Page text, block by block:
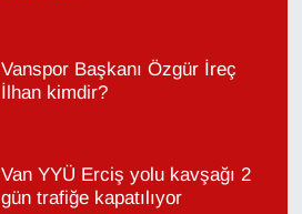
Vanspor Başkanı Özgür İreç
İlhan kimdir?
Van YYÜ Erciş yolu kavşağı 2
gün trafiğe kapatılıyor